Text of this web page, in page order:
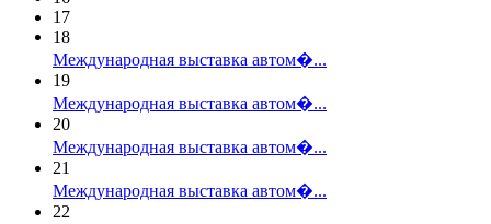
17
18
Международная выставка автом�...
19
Международная выставка автом�...
20
Международная выставка автом�...
21
Международная выставка автом�...
22